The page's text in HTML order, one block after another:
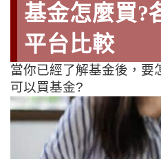
基金怎麼買?
平台比較
當你已經了解基金後，要
可以買基金?